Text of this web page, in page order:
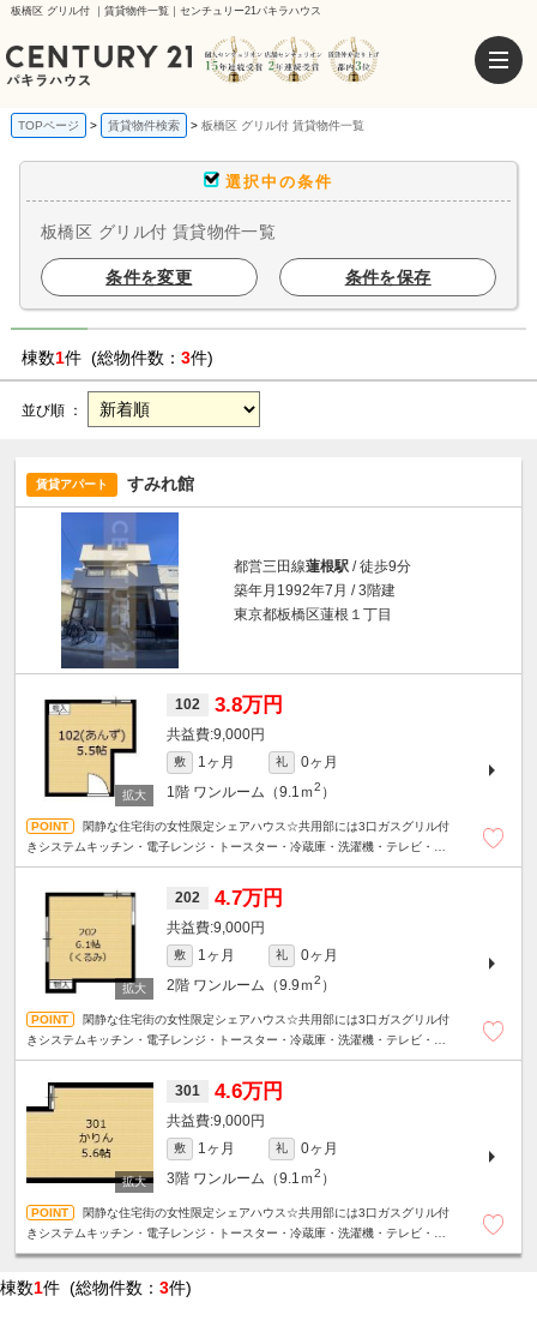
板橋区 グリル付 ｜賃貸物件一覧｜センチュリー21パキラハウス
TOPページ 賃貸物件検索 板橋区 グリル付 賃貸物件一覧
選択中の条件
板橋区 グリル付 賃貸物件一覧
条件を変更 条件を保存
棟数1件 (総物件数： 3件)
並び順 ：
賃貸アパート すみれ館
都営三田線蓮根駅 / 徒歩9分
築年月1992年7月 / 3階建
東京都板橋区蓮根１丁目
102 3.8万円
9,000円
敷 1ヶ月 礼
0ヶ月
1階 ワンルーム（9.1ｍ2 ）
閑静な住宅街の女性限定シェアハウス☆共用部には3口ガスグリル付
きシステムキッチン・電子レンジ・トースター・冷蔵庫・洗濯機・テレビ・炊
202 4.7万円
9,000円
敷 1ヶ月 礼
0ヶ月
2階 ワンルーム（9.9ｍ2 ）
閑静な住宅街の女性限定シェアハウス☆共用部には3口ガスグリル付
きシステムキッチン・電子レンジ・トースター・冷蔵庫・洗濯機・テレビ・炊
301 4.6万円
9,000円
敷 1ヶ月 礼
0ヶ月
3階 ワンルーム（9.1ｍ2 ）
閑静な住宅街の女性限定シェアハウス☆共用部には3口ガスグリル付
きシステムキッチン・電子レンジ・トースター・冷蔵庫・洗濯機・テレビ・炊
棟数1件 (総物件数： 3件)